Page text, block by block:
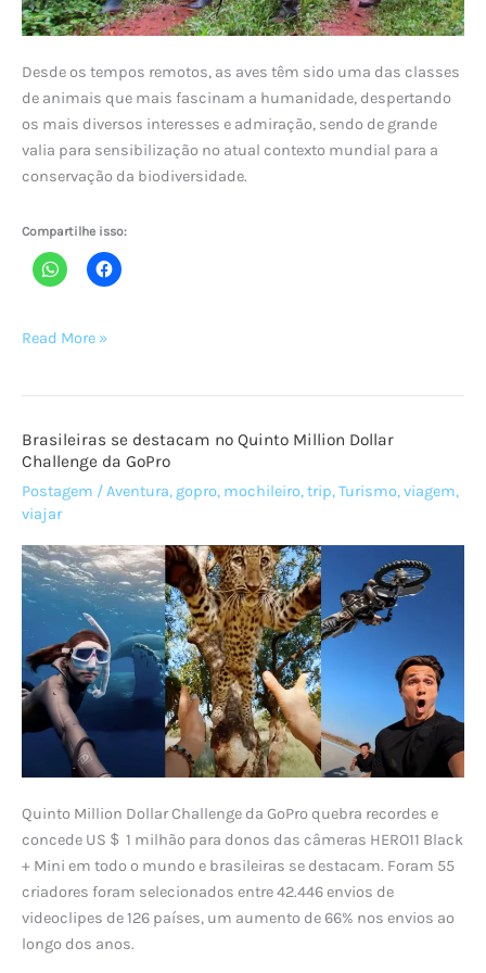
Desde os tempos remotos, as aves têm sido uma das classes
de animais que mais fascinam a humanidade, despertando
os mais diversos interesses e admiração, sendo de grande
valia para sensibilização no atual contexto mundial para a
conservação da biodiversidade.
Compartilhe isso:
OBSERVANDO
Read More »
Brasileiras se destacam no Quinto Million Dollar
Challenge da GoPro
Postagem /Aventura, gopro, mochileiro,trip,Turismo,viagem,
viajar
Quinto Million Dollar Challenge da GoPro quebra recordes e
concede US＄ 1 milhão para donos das câmeras HERO11 Black
+ Mini em todo o mundo e brasileiras se destacam. Foram 55
criadores foram selecionados entre 42.446 envios de
videoclipes de 126 países, um aumento de 66% nos envios ao
longo dos anos.